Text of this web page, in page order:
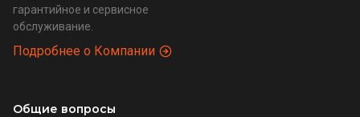
гарантийное и сервисное
обслуживание.
Подробнее о Компании
Общие вопросы